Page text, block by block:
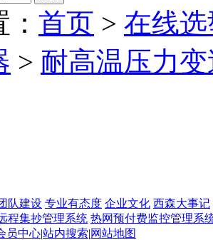
首页 > 在线
> 耐高温压力
队建设 专业有态度 企业文化 西森大事记
程集抄管理系统 热网预付费监控管理系
员中心|站内搜索|网站地图